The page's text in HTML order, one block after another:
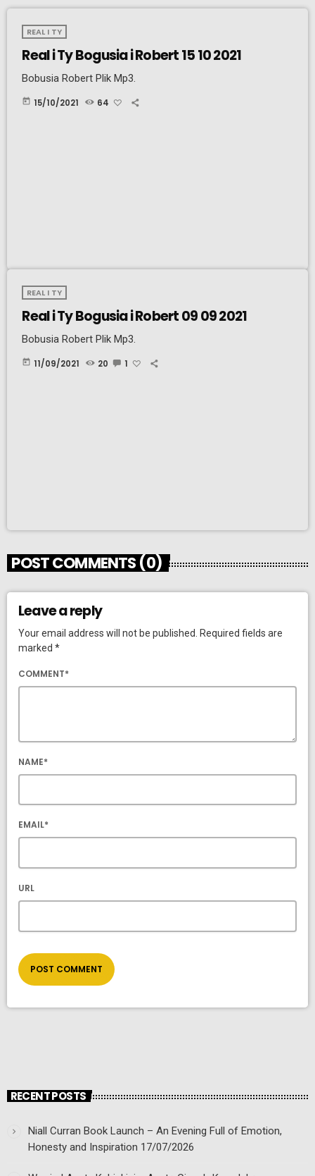
REAL I TY
Real i Ty Bogusia i Robert 15 10 2021
Bobusia Robert Plik Mp3.
today 15/10/2021 64
REAL I TY
Real i Ty Bogusia i Robert 09 09 2021
Bobusia Robert Plik Mp3.
today 11/09/2021 20 1
POST COMMENTS (0)
Leave a reply
Your email address will not be published. Required fields are
marked *
COMMENT*
NAME*
EMAIL*
URL
RECENT POSTS
Niall Curran Book Launch – An Evening Full of Emotion,
Honesty and Inspiration 17/07/2026